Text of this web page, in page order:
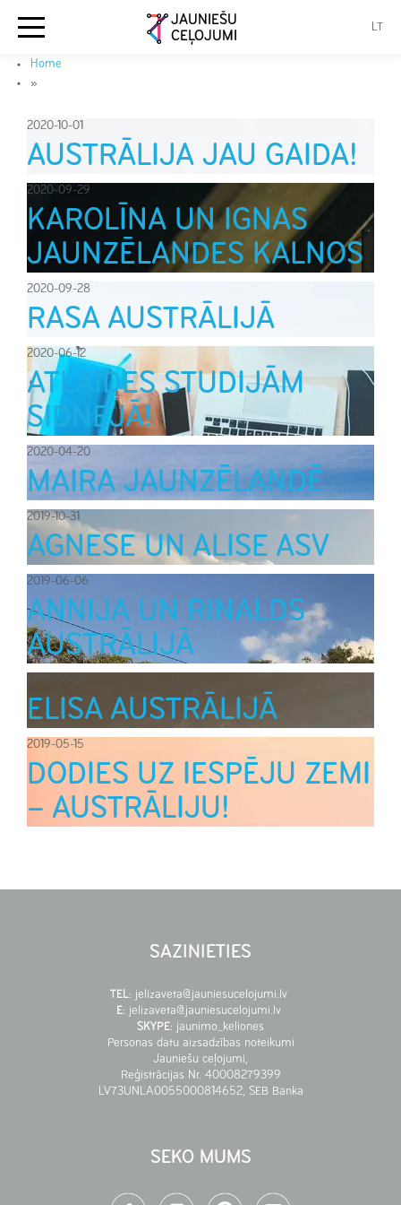
Home
»
2020-10-01
AUSTRĀLIJA JAU GAIDA!
2020-09-29
KAROLĪNA UN IGNAS
JAUNZĒLANDES KALNOS
2020-09-28
RASA AUSTRĀLIJĀ
2020-06-12
ATLAIDES STUDIJĀM
SIDNEJĀ!
2020-04-20
MAIRA JAUNZĒLANDĒ
2019-10-31
AGNESE UN ALISE ASV
2019-06-06
ANNIJA UN RINALDS
AUSTRĀLIJĀ
2019-05-29
ELISA AUSTRĀLIJĀ
2019-05-15
DODIES UZ IESPĒJU ZEMI
– AUSTRĀLIJU!
SAZINIETIES
TEL: jelizaveta@jauniesucelojumi.lv
E: jelizaveta@jauniesucelojumi.lv
SKYPE: jaunimo_keliones
Personas datu aizsadzības noteikumi
Jauniešu ceļojumi,
Reģistrācijas Nr. 40008279399
LV73UNLA0055000814652, SEB Banka
SEKO MUMS
JAUNIEŠU
CEĻOJUMI
LT